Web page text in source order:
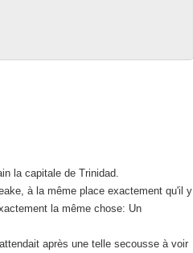
la capitale de Trinidad.
à la même place exactement qu'il y
la même chose: Un
après une telle secousse à voir